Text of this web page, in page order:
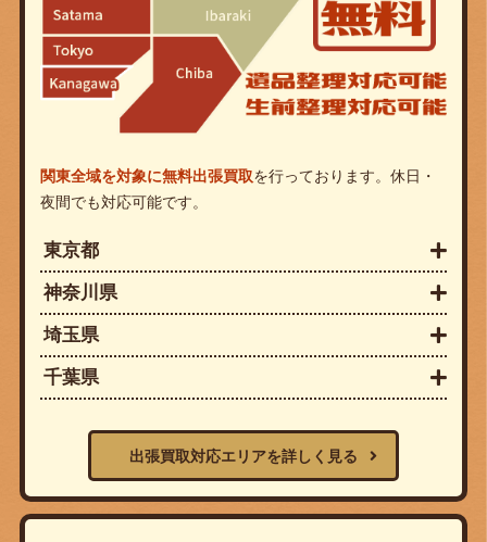
関東全域を対象に無料出張買取を行っております。休日・
夜間でも対応可能です。
東京都
神奈川県
埼玉県
千葉県
出張買取対応エリアを詳しく見る